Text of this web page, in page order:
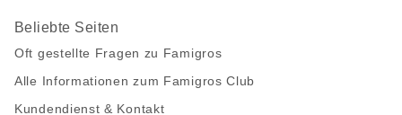
Beliebte Seiten
Oft gestellte Fragen zu Famigros
Alle Informationen zum Famigros Club
Kundendienst & Kontakt